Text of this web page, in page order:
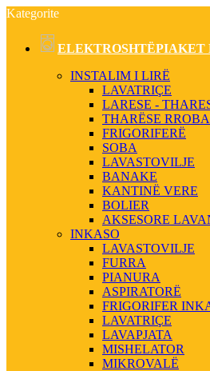
Kategorite
ELEKTROSHTËPIAKET
INSTALIM I LIRË
LAVATRIÇE
LARESE -
THARËSE
FRIGORIFERË
SOBA
LAVASTOVILJE
BANAKE
KANTINË VERE
BOLIER
AKSESORE
INKASO
LAVASTOVILJE
FURRA
PIANURA
ASPIRATORË
FRIGORIFER
LAVATRIÇE
LAVAPJATA
MISHELATOR
MIKROVALË